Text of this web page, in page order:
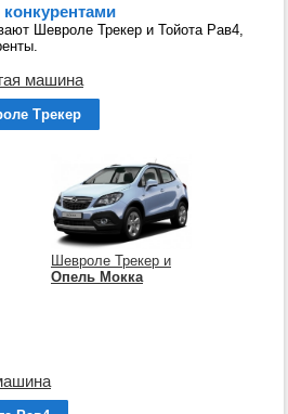
Шевроле Трекер и Тойота Рав4,
машина
Трекер
Шевроле Трекер и
Опель Мокка